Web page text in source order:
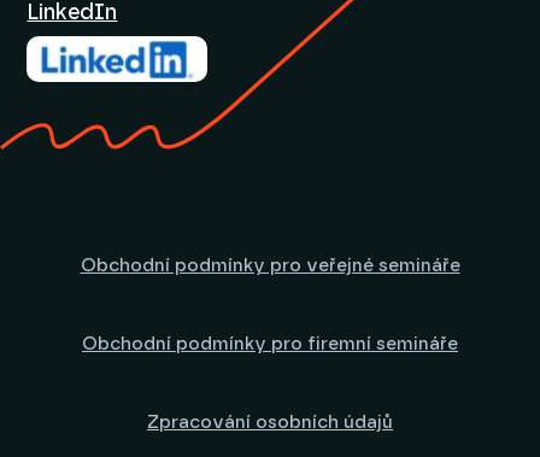
LinkedIn
Obchodní podmínky pro veřejné semináře
Obchodní podmínky pro firemní semináře
Zpracování osobních údajů